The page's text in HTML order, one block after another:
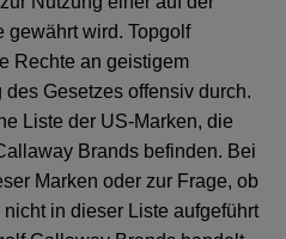
gewährt wird. Topgolf
Rechte an geistigem
Gesetzes offensiv durch.
Liste der US-Marken, die
Brands befinden. Bei
Marken oder zur Frage, ob
in dieser Liste aufgeführt